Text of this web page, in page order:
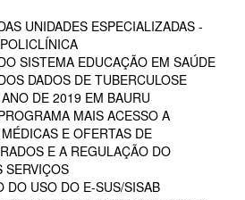
UNIDADES ESPECIALIZADAS -
SISTEMA EDUCAÇÃO EM SAÚDE
DADOS DE TUBERCULOSE
DE 2019 EM BAURU
MAIS ACESSO A
E OFERTAS DE
E A REGULAÇÃO DO
SERVIÇOS
DO USO DO E-SUS/SISAB